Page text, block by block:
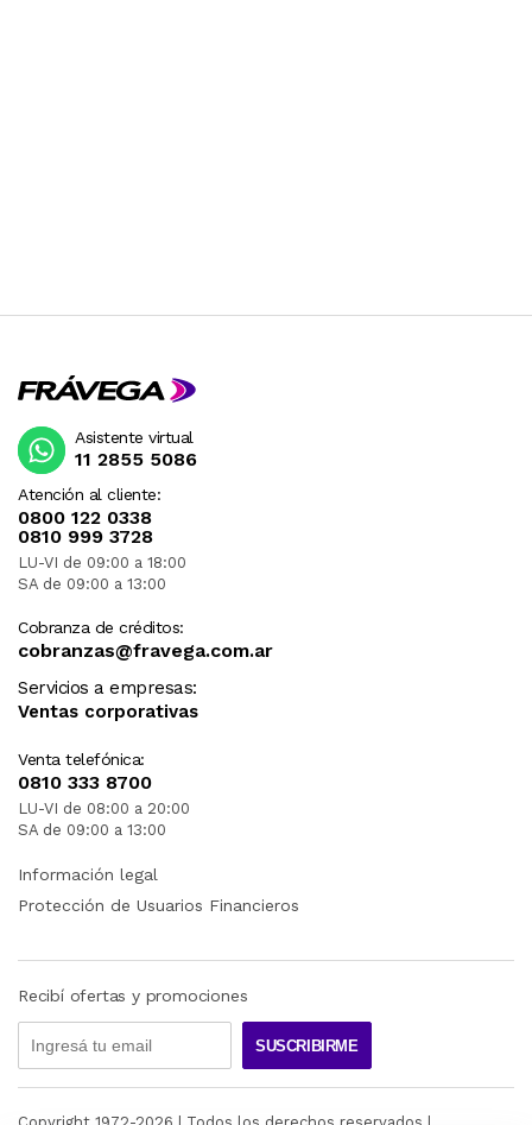
Atención al cliente:
0800 122 0338
0810 999 3728
LU-VI de 09:00 a 18:00
SA de 09:00 a 13:00
Cobranza de créditos:
cobranzas@fravega.com.ar
Servicios a empresas:
Ventas corporativas
Venta telefónica:
0810 333 8700
LU-VI de 08:00 a 20:00
SA de 09:00 a 13:00
Asistente virtual
11 2855 5086
Información legal
Protección de Usuarios Financieros
Recibí ofertas y promociones
SUSCRIBIRME